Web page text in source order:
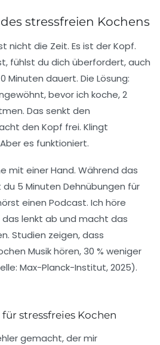
stressfreien Kochens
nicht die Zeit. Es ist derKopf.
fühlst du dich überfordert, auch
Minuten dauert. Die Lösung:
bevor ich koche, 2
Das senkt den
den Kopf frei. Klingt
es funktioniert.
mit einer Hand. Während das
5 Minuten Dehnübungen für
einen Podcast. Ich höre
lenkt ab und macht das
Studien zeigen, dass
Musik hören, 30 % weniger
Max-Planck-Institut, 2025).
stressfreies Kochen
gemacht, der mir